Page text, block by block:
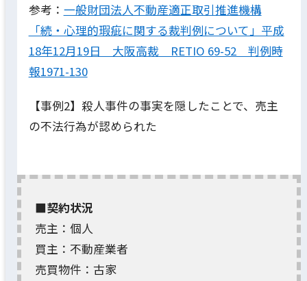
参考： 一般財団法人不動産適正取引推進機構
「続・心理的瑕疵に関する裁判例について」平成
18年12月19日 大阪高裁 RETIO 69-52 判例時
報1971-130
【事例2】殺人事件の事実を隠したことで、売主
の不法行為が認められた
■契約状況
売主：個人
買主：不動産業者
売買物件：古家